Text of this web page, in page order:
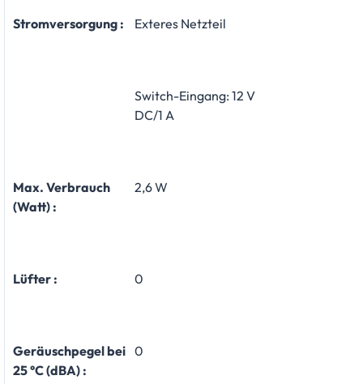
Stromversorgung : Exteres Netzteil
Switch-Eingang: 12 V
DC/1 A
Max. Verbrauch
(Watt) :
2,6 W
Lüfter : 0
Geräuschpegel bei
25 °C (dBA) :
0